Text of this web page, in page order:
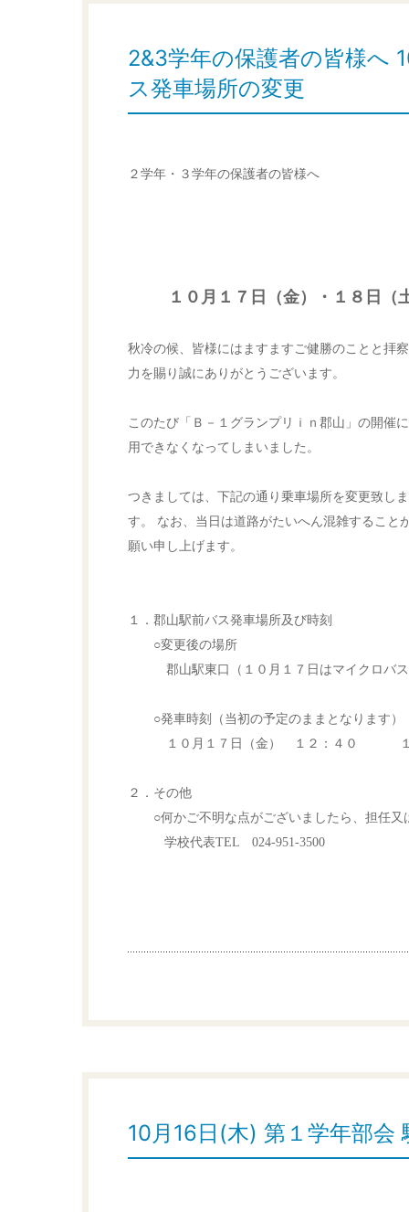
2&3学年の保護者の皆様へ
ス発車場所の変更
２学年・３学年の保護者の皆様へ
１０月１７日（金）・１８日（
秋冷の候、皆様にはますますご健勝のことと拝
力を賜り誠にありがとうございます。
このたび「Ｂ－１グランプリｉｎ郡山」の開催
用できなくなってしまいました。
つきましては、下記の通り乗車場所を変更致し
す。 なお、当日は道路がたいへん混雑すること
願い申し上げます。
１．郡山駅前バス発車場所及び時刻
○変更後の場所
郡山駅東口（１０月１７日はマイクロバス
○発車時刻（当初の予定のままとなります）
１０月１７日（金） １２：４０ １０
２．その他
○何かご不明な点がございましたら、担任又
学校代表TEL 024-951-3500
10月16日(木) 第１学年部会